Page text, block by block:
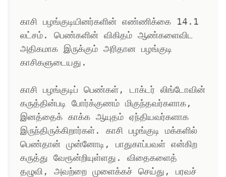
காசி பழங்குடியினர்களின் எண்ணிக்கை 14.1
லட்சம். பெண்களின் விகிதம் ஆண்களைவிட
அதிகமாக இருக்கும் அரிதான பழங்குடி
காசிகளுடையது.
காசி பழங்குடிப் பெண்கள், டாக்டர் லிங்டோவின்
கருத்தின்படி போர்க்குணம் மிகுந்தவர்களாக,
இனத்தைக் காக்க ஆயுதம் ஏந்தியவர்களாக
இருந்திருக்கிறார்கள். காசி பழங்குடி மக்களில்
பெண்தான் முன்னோடி, பாதுகாப்பவள் என்கிற
கருத்து வேரூன்றியுள்ளது. விதைகளைத்
தழுவி, அவற்றை முளைக்கச் செய்து, பரவச்